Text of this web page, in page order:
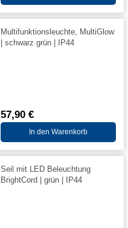
Multifunktionsleuchte, MultiGlow
| schwarz grün | IP44
57,90 €
In den Warenkorb
Seil mit LED Beleuchtung
BrightCord | grün | IP44